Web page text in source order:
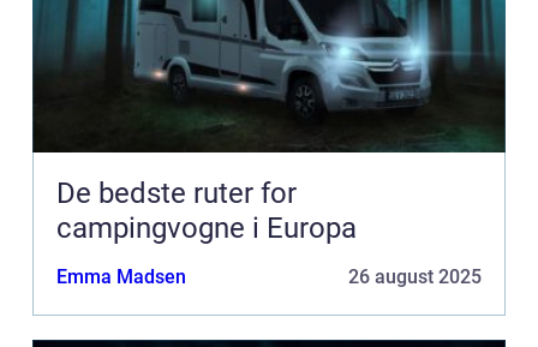
De bedste ruter for
campingvogne i Europa
Emma Madsen 26 august 2025